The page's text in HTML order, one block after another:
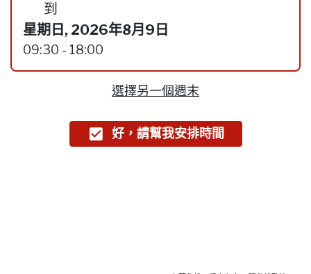
到
星期日, 2026年8月9日
09:30 - 18:00
選擇另一個週末
好，請幫我安排時間